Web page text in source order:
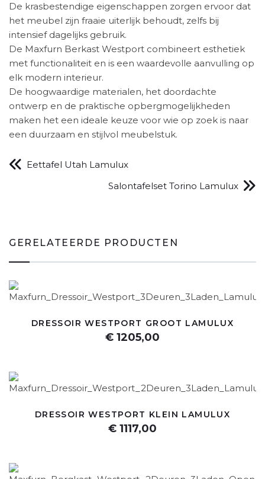
De krasbestendige eigenschappen zorgen ervoor dat
het meubel zijn fraaie uiterlijk behoudt, zelfs bij
intensief dagelijks gebruik.
De Maxfurn Berkast Westport combineert esthetiek
met functionaliteit en is een waardevolle aanvulling op
elk modern interieur.
De hoogwaardige materialen, het doordachte
ontwerp en de praktische opbergmogelijkheden
maken het een ideale keuze voor wie op zoek is naar
een duurzaam en stijlvol meubelstuk.
Eettafel Utah Lamulux
Salontafelset Torino Lamulux
GERELATEERDE PRODUCTEN
DRESSOIR WESTPORT GROOT LAMULUX
€ 1205,00
DRESSOIR WESTPORT KLEIN LAMULUX
€ 1117,00